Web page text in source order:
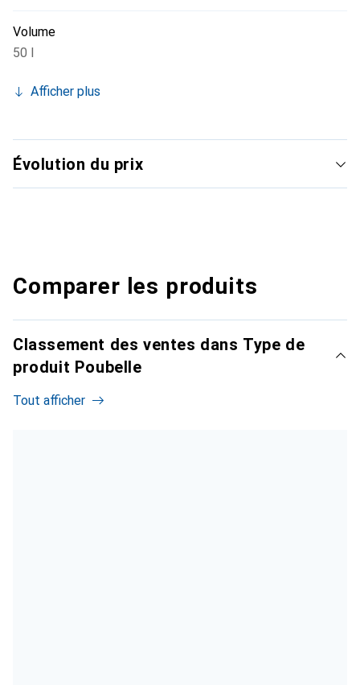
Volume
50 l
Afficher plus
Évolution du prix
Comparer les produits
Classement des ventes dans Type de
produit Poubelle
Tout afficher